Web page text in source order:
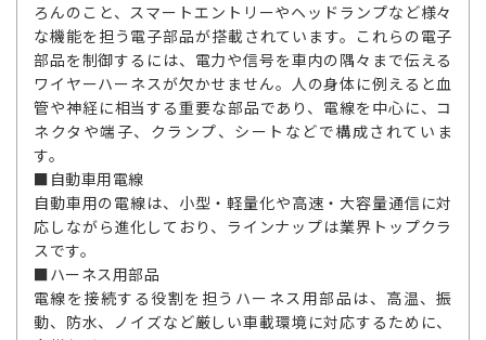
ろんのこと、スマートエントリーやヘッドランプなど様々
な機能を担う電子部品が搭載されています。これらの電子
部品を制御するには、電力や信号を車内の隅々まで伝える
ワイヤーハーネスが欠かせません。人の身体に例えると血
管や神経に相当する重要な部品であり、電線を中心に、コ
ネクタや端子、クランプ、シートなどで構成されていま
す。
■自動車用電線
自動車用の電線は、小型・軽量化や高速・大容量通信に対
応しながら進化しており、ラインナップは業界トップクラ
スです。
■ハーネス用部品
電線を接続する役割を担うハーネス用部品は、高温、振
動、防水、ノイズなど厳しい車載環境に対応するために、